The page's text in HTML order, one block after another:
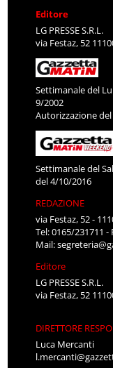
Editore
LG PRESSE S.R.L.
via Festaz, 52
Settimanale del
9/2002
Autorizzazione
Settimanale del
del 4/10/2016
REDAZIONE
via Festaz, 52 -
Tel: 0165/231711 -
Mail:
Editore
LG PRESSE S.R.L.
via Festaz, 52
DIRETTORE
Luca Mercanti